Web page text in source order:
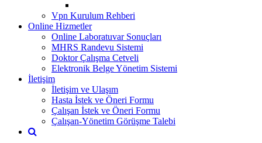
Vpn Kurulum Rehberi
Online Hizmetler
Online Laboratuvar Sonuçları
MHRS Randevu Sistemi
Doktor Çalışma Cetveli
Elektronik Belge Yönetim Sistemi
İletişim
İletişim ve Ulaşım
Hasta İstek ve Öneri Formu
Çalışan İstek ve Öneri Formu
Çalışan-Yönetim Görüşme Talebi